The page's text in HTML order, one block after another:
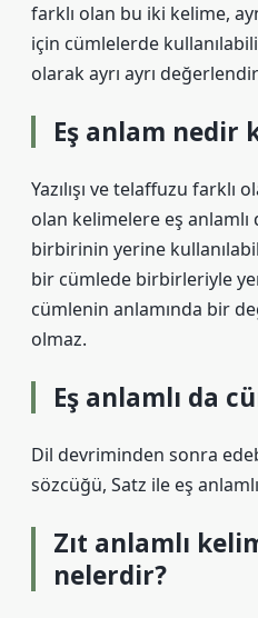
farklı olan bu iki kelime,
için cümlelerde
olarak ayrı ayrı
Eş anlam nedir
Yazılışı ve telaffuzu farklı
olan kelimelere eş
birbirinin yerine
bir cümlede birbirleriyle
cümlenin anlamında bir
olmaz.
Eş anlamlı da
Dil devriminden sonra
sözcüğü, Satz ile eş
Zıt anlamlı
nelerdir?